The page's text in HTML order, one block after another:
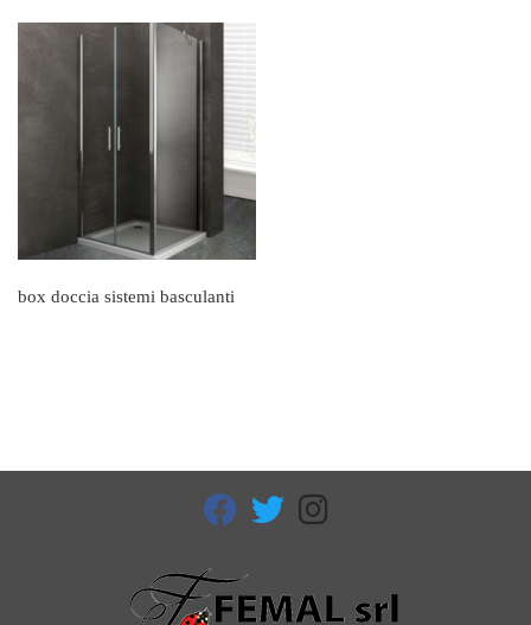
box doccia sistemi basculanti
fab fa-facebook
fab fa-twitter